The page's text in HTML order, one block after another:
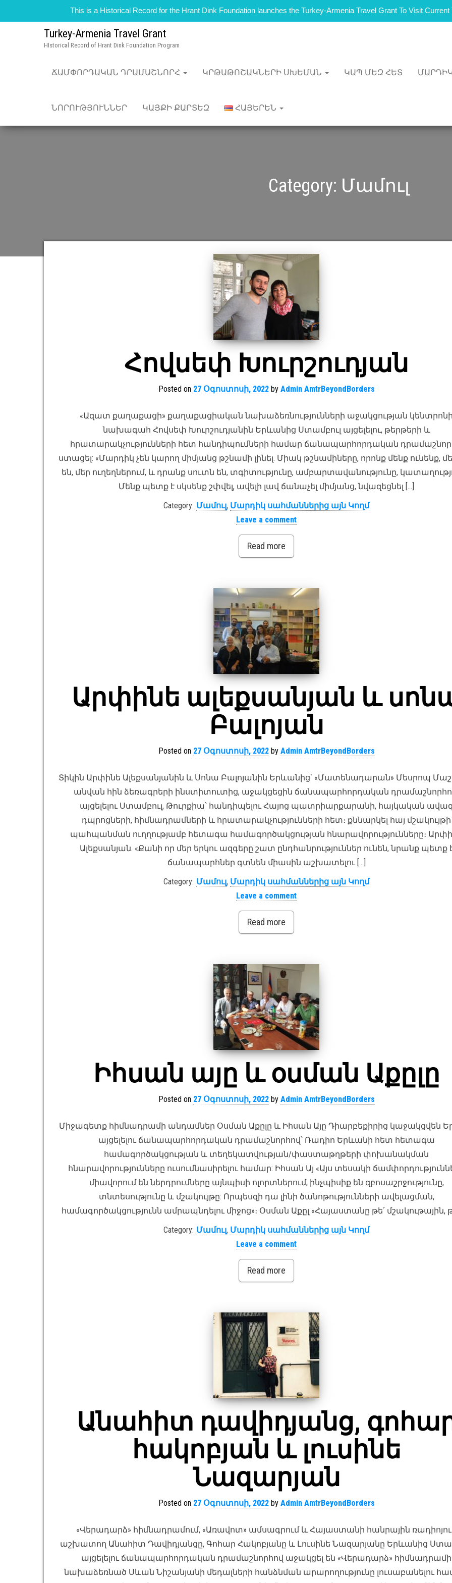
This is a Historical Record for the Hrant Dink Foundation launches the Turkey-Armenia Travel Grant To Visit
Turkey-Armenia Travel Grant
HIstorical Record of Hrant Dink Foundation Program
ՃԱՄՓՈՐԴԱԿԱՆ ԴՐԱՄԱՇՆՈՐՀ ԿՐԹԱԹՈՇԱԿՆԵՐԻ ՍԽԵՄԱՆ ԿԱՊ ՄԵԶ ՀԵՏ
ՆՈՐՈՒԹՅՈՒՆՆԵՐ ԿԱՅՔԻ ՔԱՐՏԵԶ ՀԱՅԵՐԵՆ
Category: Մամուլ
Հովսեփ Խուրշուդյան
Posted on 27 Օգոստոսի, 2022by Admin AmtrBeyondBorders
«Ազատ քաղաքացի» քաղաքացիական նախաձեռնությունների աջակցության կենտրոնի
նախագահ Հովսեփ Խուրշուդյանին Երևանից Ստամբուլ այցելելու, թերթերի և
հրատարակչությունների հետ հանդիպումների համար ճանապարհորդական
ստացել: «Մարդիկ չեն կարող միմյանց թշնամի լինել. Միակ թշնամիները, որոնք մենք ունենք,
են, մեր ուղեղներում, և դրանք սուտն են, տգիտությունը, ամբարտավանությունը,
Մենք պետք է սկսենք շփվել, ավելի լավ ճանաչել միմյանց, նվազեցնել […]
Category: Մամուլ, Մարդիկ սահմաններից այն Կողմ
Leave a comment
Read more
Արփինե ալեքսանյան և
Բալոյան
Posted on 27 Օգոստոսի, 2022by Admin AmtrBeyondBorders
Տիկին Արփինե Ալեքսանյանին և Սոնա Բալոյանին Երևանից՝ «Մատենադարան» Մեսրոպ
անվան հին ձեռագրերի ինստիտուտից, աջակցեցին ճանապարհորդական
այցելելու Ստամբուլ, Թուրքիա՝ հանդիպելու Հայոց պատրիարքարանի, հայկական
դպրոցների, հիմնադրամների և հրատարակչությունների հետ։ քննարկել հայ մշակույթի
պահպանման ուղղությամբ հետագա համագործակցության հնարավորությունները։
Ալեքսանյան. «Քանի որ մեր երկու ազգերը շատ ընդհանրություններ ունեն, նրանք պետք
ճանապարհներ գտնեն միասին աշխատելու […]
Category: Մամուլ, Մարդիկ սահմաններից այն Կողմ
Leave a comment
Read more
Իհսան այը և օսման Աքըլը
Posted on 27 Օգոստոսի, 2022by Admin AmtrBeyondBorders
Միջագետք հիմնադրամի անդամներ Օսման Աքըլը և Իհսան Այը Դիարբեքիրից կաջակցվեն
այցելելու ճանապարհորդական դրամաշնորհով՝ Ռադիո Երևանի հետ հետագա
համագործակցության և տեղեկատվության/փաստաթղթերի փոխանակման
հնարավորությունները ուսումնասիրելու համար: Իհսան Այ «Այս տեսակի
միավորում են ներդրումները այնպիսի ոլորտներում, ինչպիսիք են զբոսաշրջությունը,
տնտեսությունը և մշակույթը: Որպեսզի դա լինի ծանոթությունների ավելացման,
համագործակցությունն ամրապնդելու միջոց»։ Օսման Աքըլ «Հայաստանը թե՛ մշակութային,
Category: Մամուլ, Մարդիկ սահմաններից այն Կողմ
Leave a comment
Read more
Անահիտ դավիդյանց,
հակոբյան և լուսինե
Նազարյան
Posted on 27 Օգոստոսի, 2022by Admin AmtrBeyondBorders
«Վերադարձ» հիմնադրամում, «Առավոտ» ամսագրում և Հայաստանի հանրային
աշխատող Անահիտ Դավիդյանցը, Գոհար Հակոբյանը և Լուսինե Նազարյանը Երևանից
այցելելու ճանապարհորդական դրամաշնորհով աջակցել են «Վերադարձ» հիմնադրամի
նախաձեռնած Սևան Նիշանյանի մեդալների հանձնման արարողությունը լուսաբանելու